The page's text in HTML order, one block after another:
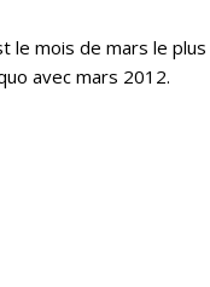
le mois de mars le
avec mars 2012.